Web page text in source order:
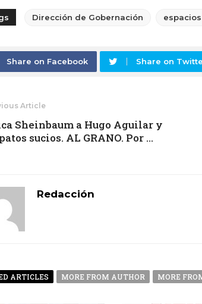
Dirección de Gobernación
Share on Facebook Share on
Article
Sheinbaum a Hugo Aguilar y
sucios. AL GRANO. Por ...
Redacción
ARTICLES MORE FROM AUTHOR MORE